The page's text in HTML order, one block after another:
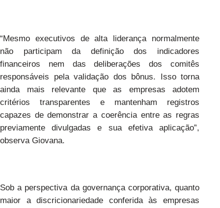
“Mesmo executivos de alta liderança normalmente
não participam da definição dos indicadores
financeiros nem das deliberações dos comitês
responsáveis pela validação dos bônus. Isso torna
ainda mais relevante que as empresas adotem
critérios transparentes e mantenham registros
capazes de demonstrar a coerência entre as regras
previamente divulgadas e sua efetiva aplicação”,
observa Giovana.
Sob a perspectiva da governança corporativa, quanto
maior a discricionariedade conferida às empresas